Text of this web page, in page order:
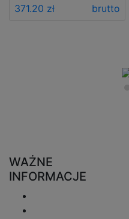
371.20 zł brutto
WAŻNE
INFORMACJE